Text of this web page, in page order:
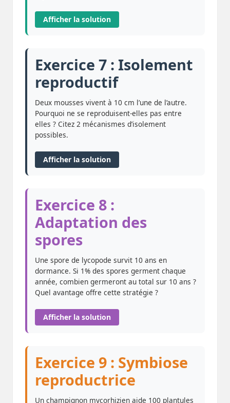
Afficher la solution
Exercice 7 : Isolement
reproductif
Deux mousses vivent à 10 cm l’une de l’autre.
Pourquoi ne se reproduisent-elles pas entre
elles ? Citez 2 mécanismes d’isolement
possibles.
Afficher la solution
Exercice 8 :
Adaptation des
spores
Une spore de lycopode survit 10 ans en
dormance. Si 1% des spores germent chaque
année, combien germeront au total sur 10 ans ?
Quel avantage offre cette stratégie ?
Afficher la solution
Exercice 9 : Symbiose
reproductrice
Un champignon mycorhizien aide 100 plantules